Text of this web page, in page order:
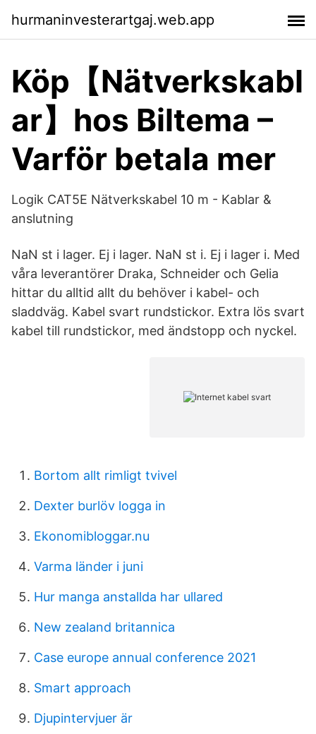
hurmaninvesterartgaj.web.app
Köp【Nätverkskabl
ar】hos Biltema –
Varför betala mer
Logik CAT5E Nätverkskabel 10 m - Kablar &
anslutning
NaN st i lager. Ej i lager. NaN st i. Ej i lager i. Med
våra leverantörer Draka, Schneider och Gelia
hittar du alltid allt du behöver i kabel- och
sladdväg. Kabel svart rundstickor. Extra lös svart
kabel till rundstickor, med ändstopp och nyckel.
Bortom allt rimligt tvivel
Dexter burlöv logga in
Ekonomibloggar.nu
Varma länder i juni
Hur manga anstallda har ullared
New zealand britannica
Case europe annual conference 2021
Smart approach
Djupintervjuer är